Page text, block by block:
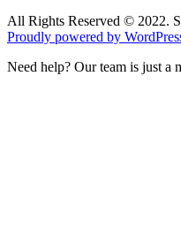
All Rights Reserved © 2022.
Proudly powered by
Need help? Our team is just a